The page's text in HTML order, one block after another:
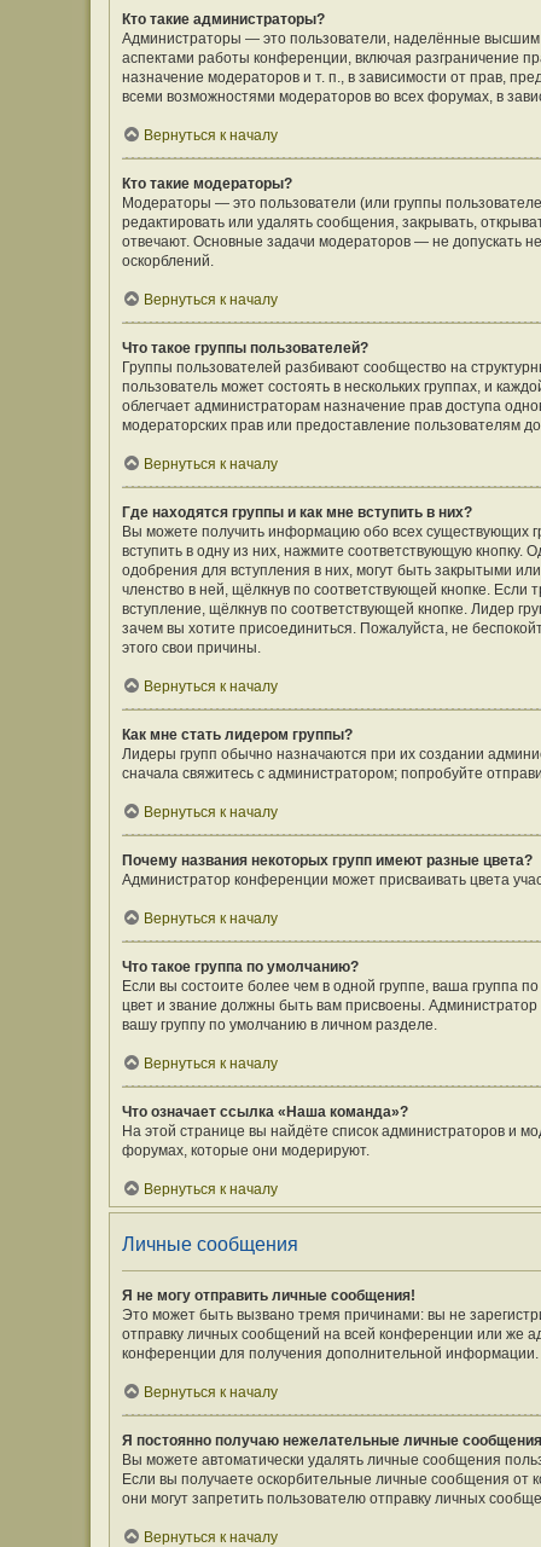
Кто такие администраторы?
Администраторы — это пользователи, наделённые
аспектами работы конференции, включая разграничение
назначение модераторов и т. п., в зависимости от прав,
всеми возможностями модераторов во всех форумах, в
Вернуться к началу
Кто такие модераторы?
Модераторы — это пользователи (или группы
редактировать или удалять сообщения, закрывать,
отвечают. Основные задачи модераторов — не допускать
оскорблений.
Вернуться к началу
Что такое группы пользователей?
Группы пользователей разбивают сообщество на
пользователь может состоять в нескольких группах, и
облегчает администраторам назначение прав доступа
модераторских прав или предоставление пользователям
Вернуться к началу
Где находятся группы и как мне вступить в них?
Вы можете получить информацию обо всех существующих
вступить в одну из них, нажмите соответствующую
одобрения для вступления в них, могут быть закрытыми
членство в ней, щёлкнув по соответствующей кнопке. Если
вступление, щёлкнув по соответствующей кнопке. Лидер
зачем вы хотите присоединиться. Пожалуйста, не
этого свои причины.
Вернуться к началу
Как мне стать лидером группы?
Лидеры групп обычно назначаются при их создании
сначала свяжитесь с администратором; попробуйте
Вернуться к началу
Почему названия некоторых групп имеют разные цвета?
Администратор конференции может присваивать цвета
Вернуться к началу
Что такое группа по умолчанию?
Если вы состоите более чем в одной группе, ваша группа
цвет и звание должны быть вам присвоены.
вашу группу по умолчанию в личном разделе.
Вернуться к началу
Что означает ссылка «Наша команда»?
На этой странице вы найдёте список администраторов и
форумах, которые они модерируют.
Вернуться к началу
Личные сообщения
Я не могу отправить личные сообщения!
Это может быть вызвано тремя причинами: вы не
отправку личных сообщений на всей конференции или же
конференции для получения дополнительной информации.
Вернуться к началу
Я постоянно получаю нежелательные личные
Вы можете автоматически удалять личные сообщения
Если вы получаете оскорбительные личные сообщения от
они могут запретить пользователю отправку личных
Вернуться к началу